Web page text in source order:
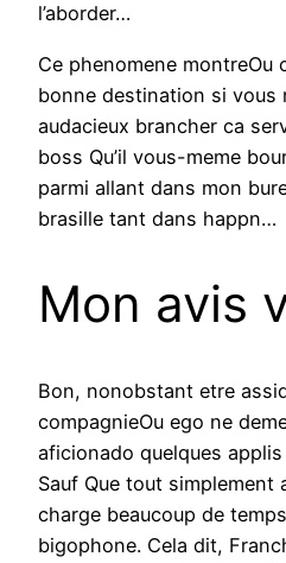
l’aborder…
Ce phenomene montreOu
bonne destination si vous
audacieux brancher ca
boss Qu’il vous-meme
parmi allant dans mon
brasille tant dans happn…
Mon avis
Bon, nonobstant etre
compagnieOu ego ne
aficionado quelques
Sauf Que tout simplement
charge beaucoup de
bigophone. Cela dit,